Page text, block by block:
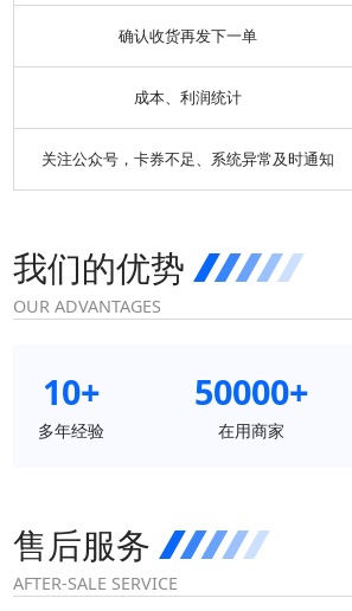
确认收货再发下一单
成本、利润统计
关注公众号，卡券不足、系统异常及时通知
我们的优势
OUR ADVANTAGES
10+
多年经验
50000+
在用商家
售后服务
AFTER-SALE SERVICE